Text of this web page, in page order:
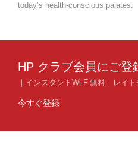
today’s health-conscious palates.
HP クラブ会員にご登
｜インスタントWi-Fi無料｜レイ
今すぐ登録